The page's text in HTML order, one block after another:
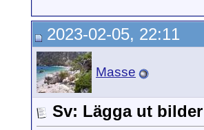
2023-02-05, 22:11
Masse
Sv: Lägga ut